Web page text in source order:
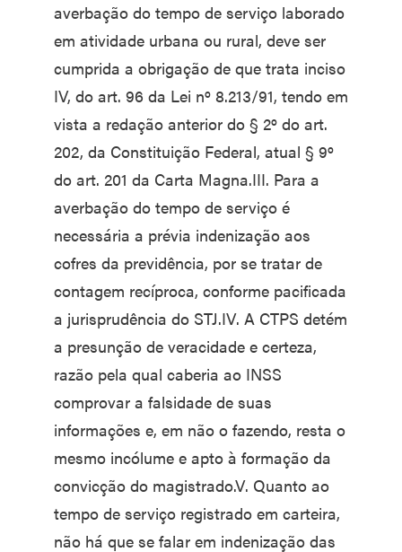
averbação do tempo de serviço laborado
em atividade urbana ou rural, deve ser
cumprida a obrigação de que trata inciso
IV, do art. 96 da Lei nº 8.213/91, tendo em
vista a redação anterior do § 2º do art.
202, da Constituição Federal, atual § 9º
do art. 201 da Carta Magna.III. Para a
averbação do tempo de serviço é
necessária a prévia indenização aos
cofres da previdência, por se tratar de
contagem recíproca, conforme pacificada
a jurisprudência do STJ.IV. A CTPS detém
a presunção de veracidade e certeza,
razão pela qual caberia ao INSS
comprovar a falsidade de suas
informações e, em não o fazendo, resta o
mesmo incólume e apto à formação da
convicção do magistrado.V. Quanto ao
tempo de serviço registrado em carteira,
não há que se falar em indenização das